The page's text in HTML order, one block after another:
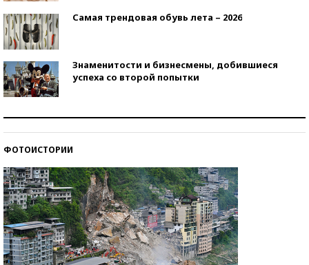
Самая трендовая обувь лета – 2026
Знаменитости и бизнесмены, добившиеся
успеха со второй попытки
ФОТОИСТОРИИ